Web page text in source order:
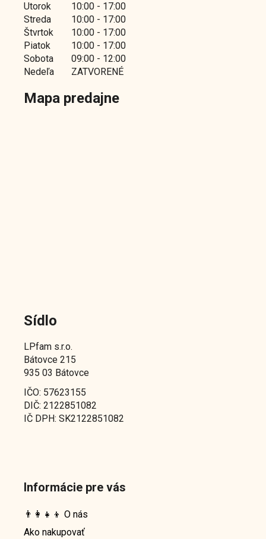
Utorok
10:00 - 17:00
Streda
10:00 - 17:00
Štvrtok
10:00 - 17:00
Piatok
10:00 - 17:00
Sobota
09:00 - 12:00
Nedeľa
ZATVORENÉ
Mapa predajne
Sídlo
LPfam s.r.o.
Bátovce 215
935 03 Bátovce
IČO: 57623155
DIČ: 2122851082
IČ DPH: SK2122851082
Informácie pre vás
👨‍👩‍👧‍👦 O nás
Ako nakupovať